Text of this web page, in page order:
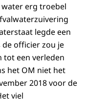
erg troebel
legde een
officier zou je
tot een verleden
het OM niet het
2018 voor de
viel